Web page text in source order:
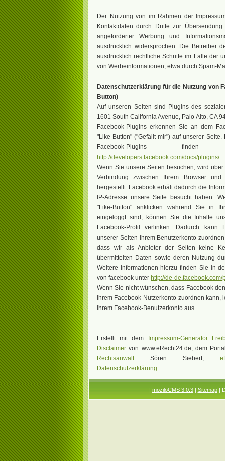
Der Nutzung von im Rahmen der
Kontaktdaten durch Dritte zur
angeforderter Werbung und
ausdrücklich widersprochen. Die Betreiber
ausdrücklich rechtliche Schritte im Falle der
von Werbeinformationen, etwa durch Spam-
Datenschutzerklärung für die Nutzung von
Button)
Auf unseren Seiten sind Plugins des
1601 South California Avenue, Palo Alto, CA
Facebook-Plugins erkennen Sie an dem
"Like-Button" ("Gefällt mir") auf unserer
Facebook-Plugins
http://developers.facebook.com/docs/plugins/.
Wenn Sie unsere Seiten besuchen, wird
Verbindung zwischen Ihrem Browser und
hergestellt. Facebook erhält dadurch die
IP-Adresse unsere Seite besucht haben.
"Like-Button" anklicken während Sie in
eingeloggt sind, können Sie die Inhalte
Facebook-Profil verlinken. Dadurch kann
unserer Seiten Ihrem Benutzerkonto
dass wir als Anbieter der Seiten keine
übermittelten Daten sowie deren Nutzung
Weitere Informationen hierzu finden Sie in
von facebook unter http://de-de.facebook.com/
Wenn Sie nicht wünschen, dass Facebook
Ihrem Facebook-Nutzerkonto zuordnen kann,
Ihrem Facebook-Benutzerkonto aus.
Erstellt mit dem
Impressum-Generator
Disclaimer von www.eRecht24.de, dem
RechtsanwaltSören Siebert,
Datenschutzerklärung
| moziloCMS 3.0.3| Sitemap|